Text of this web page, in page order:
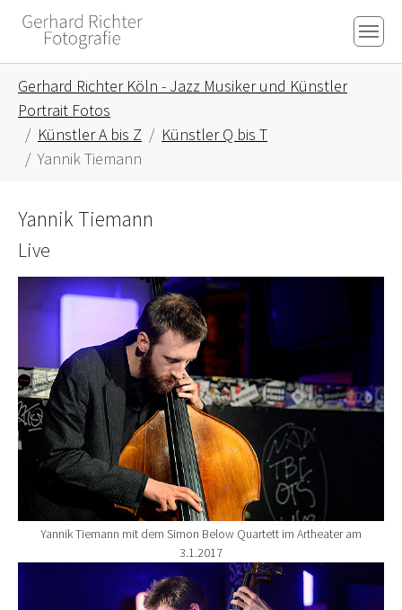
Skip to main content
Skip to page footer
Gerhard Richter Köln - Jazz Musiker und Künstler
Portrait Fotos
Künstler A bis Z
Künstler Q bis T
Yannik Tiemann
Yannik Tiemann
Live
Show larger version for:
Yannik Tiemann mit dem Simon Below Quartett im Artheater am
3.1.2017
Show larger version for: